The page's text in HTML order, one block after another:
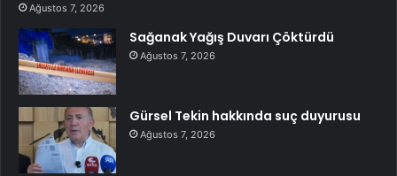
Ağustos 7, 2026
Sağanak Yağış Duvarı Çöktürdü
Ağustos 7, 2026
Gürsel Tekin hakkında suç duyurusu
Ağustos 7, 2026